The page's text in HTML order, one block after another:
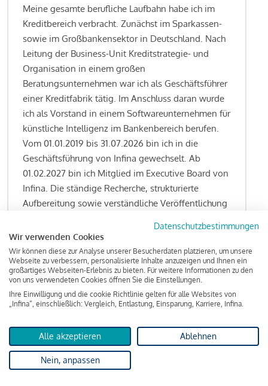
Meine gesamte berufliche Laufbahn habe ich im
Kreditbereich verbracht. Zunächst im Sparkassen-
sowie im Großbankensektor in Deutschland. Nach
Leitung der Business-Unit Kreditstrategie- und
Organisation in einem großen
Beratungsunternehmen war ich als Geschäftsführer
einer Kreditfabrik tätig. Im Anschluss daran wurde
ich als Vorstand in einem Softwareunternehmen für
künstliche Intelligenz im Bankenbereich berufen.
Vom 01.01.2019 bis 31.07.2026 bin ich in die
Geschäftsführung von Infina gewechselt. Ab
01.02.2027 bin ich Mitglied im Executive Board von
Infina. Die ständige Recherche, strukturierte
Aufbereitung sowie verständliche Veröffentlichung
Kreditgeschäft gehören zu den wesentlichen
Schwerpunktsetzungen meiner Funktion.
Lesen Sie meine Finanzierungs-Tipps
KreditindexDas Wohnkredit Barometer
Datenschutzbestimmungen
Wir verwenden Cookies
Wir können diese zur Analyse unserer Besucherdaten platzieren, um unsere
Webseite zu verbessern, personalisierte Inhalte anzuzeigen und Ihnen ein
großartiges Webseiten-Erlebnis zu bieten. Für weitere Informationen zu den
von uns verwendeten Cookies öffnen Sie die Einstellungen.
Ihre Einwilligung und die cookie Richtlinie gelten für alle Websites von
„Infina“, einschließlich: Vergleich, Entlastung, Einsparung, Karriere, Infina.
Alle akzeptieren Ablehnen
Nein, anpassen